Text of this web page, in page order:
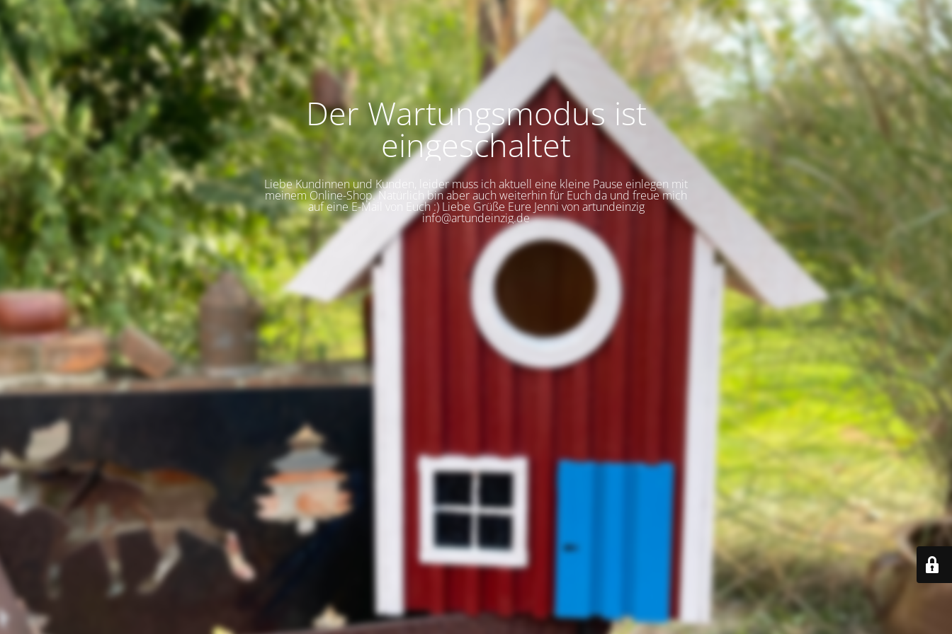
Der Wartungsmodus ist
eingeschaltet
Liebe Kundinnen und Kunden, leider muss ich aktuell eine kleine Pause einlegen mit
meinem Online-Shop. Natürlich bin aber auch weiterhin für Euch da und freue mich
auf eine E-Mail von Euch :) Liebe Grüße Eure Jenni von artundeinzig
info@artundeinzig.de